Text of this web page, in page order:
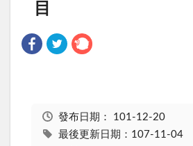
目
發布日期： 101-12-20
最後更新日期：107-11-04